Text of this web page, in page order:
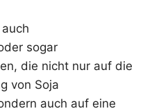
sogar
die nicht nur auf die
von Soja
auch auf eine